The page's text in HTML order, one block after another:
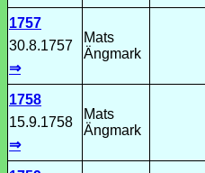
1757
30.8.1757
⇒
Mats
Ängmark
1758
15.9.1758
⇒
Mats
Ängmark